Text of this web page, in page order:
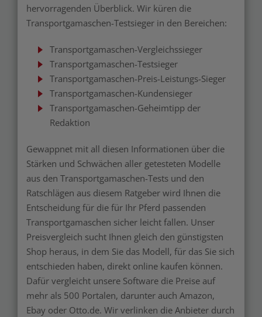
hervorragenden Überblick. Wir küren die
Transportgamaschen-Testsieger in den Bereichen:
Transportgamaschen-Vergleichssieger
Transportgamaschen-Testsieger
Transportgamaschen-Preis-Leistungs-Sieger
Transportgamaschen-Kundensieger
Transportgamaschen-Geheimtipp der
Redaktion
Gewappnet mit all diesen Informationen über die
Stärken und Schwächen aller getesteten Modelle
aus den Transportgamaschen-Tests und den
Ratschlägen aus diesem Ratgeber wird Ihnen die
Entscheidung für die für Ihr Pferd passenden
Transportgamaschen sicher leicht fallen. Unser
Preisvergleich sucht Ihnen gleich den günstigsten
Shop heraus, in dem Sie das Modell, für das Sie sich
entschieden haben, direkt online kaufen können.
Dafür vergleicht unsere Software die Preise auf
mehr als 500 Portalen, darunter auch Amazon,
Ebay oder Otto.de. Wir verlinken die Anbieter durch